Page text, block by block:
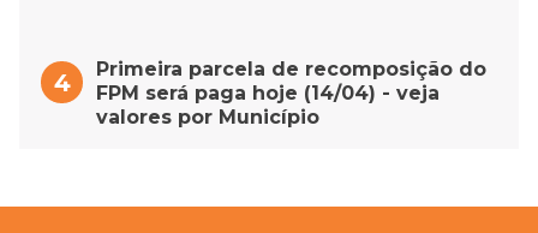
Primeira parcela de recomposição do
FPM será paga hoje (14/04) - veja
valores por Município